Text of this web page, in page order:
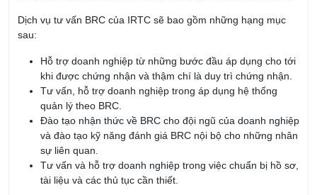
Dịch vụ tư vấn BRC của IRTC sẽ bao gồm những hạng mục
sau:
Hỗ trợ doanh nghiệp từ những bước đầu áp dụng cho tới
khi được chứng nhận và thậm chí là duy trì chứng nhận.
Tư vấn, hỗ trợ doanh nghiệp trong áp dụng hệ thống
quản lý theo BRC.
Đào tạo nhận thức về BRC cho đội ngũ của doanh nghiệp
và đào tạo kỹ năng đánh giá BRC nội bộ cho những nhân
sự liên quan.
Tư vấn và hỗ trợ doanh nghiệp trong việc chuẩn bị hồ sơ,
tài liệu và các thủ tục cần thiết.